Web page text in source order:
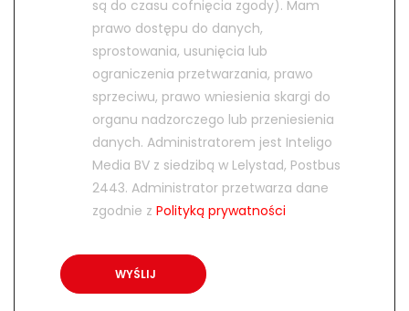
są do czasu cofnięcia zgody). Mam
prawo dostępu do danych,
sprostowania, usunięcia lub
ograniczenia przetwarzania, prawo
sprzeciwu, prawo wniesienia skargi do
organu nadzorczego lub przeniesienia
danych. Administratorem jest Inteligo
Media BV z siedzibą w Lelystad, Postbus
2443. Administrator przetwarza dane
zgodnie z Polityką prywatności